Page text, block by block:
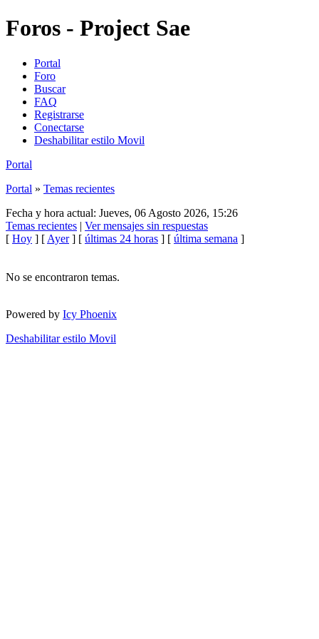
Foros - Project Sae
Portal
Foro
Buscar
FAQ
Registrarse
Conectarse
Deshabilitar estilo Movil
Portal
Portal » Temas recientes
Fecha y hora actual: Jueves, 06 Agosto 2026, 15:26
Temas recientes | Ver mensajes sin respuestas
[ Hoy ] [ Ayer] [ últimas 24 horas ] [ última semana ]
No se encontraron temas.
Powered by Icy Phoenix
Deshabilitar estilo Movil